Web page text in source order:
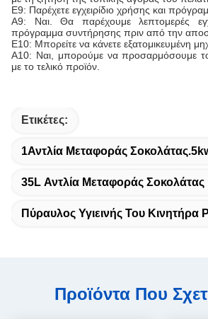
Ε9: Παρέχετε εγχειρίδιο χρήσης και
Α9: Ναι. Θα παρέχουμε λεπτομερές
πρόγραμμα συντήρησης πριν από την
Ε10: Μπορείτε να κάνετε εξατομικευμένη
Α10: Ναι, μπορούμε να προσαρμόσουμε
με το τελικό προϊόν.
Ετικέτες:
1Αντλία Μεταφοράς
35L Αντλία Μεταφοράς Σοκολάτας
Πύραυλος Υγιεινής Του Κινητήρα
Προϊόντα Που